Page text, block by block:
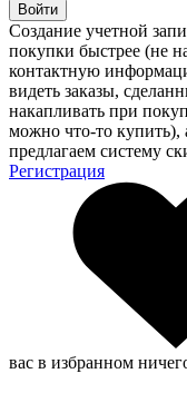
Войти
Создание учетной
покупки быстрее (не
контактную
видеть заказы,
накапливать при
можно что-то
предлагаем систему
Регистрация
вас в избранном